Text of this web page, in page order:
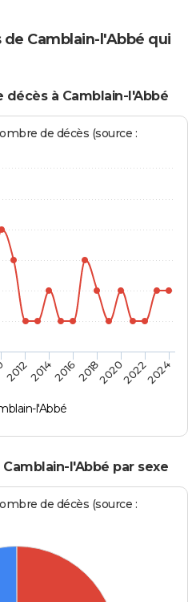
Camblain-l'Abbé qui
décès à Camblain-l'Abbé
de décès (source :
l'Abbé
2012201420162018202020222024
l'Abbé par sexe
de décès (source :